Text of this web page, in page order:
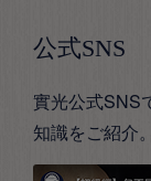
公式SNS
實光公式SNS
知識をご紹介。